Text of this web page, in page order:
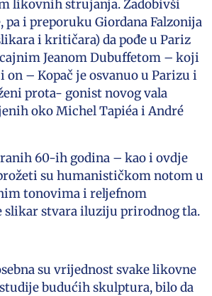
likovnih strujanja. Zadobivši
i preporuku Giordana Falzonija
i kritičara) da pođe u Pariz
Jeanom Dubuffetom – koji
– Kopač je osvanuo u Parizu i
prota- gonist novog vala
oko Michel Tapiéa i André
60-ih godina – kao i ovdje
su humanističkom notom u
tonovima i reljefnom
stvara iluziju prirodnog tla.
su vrijednost svake likovne
budućih skulptura, bilo da